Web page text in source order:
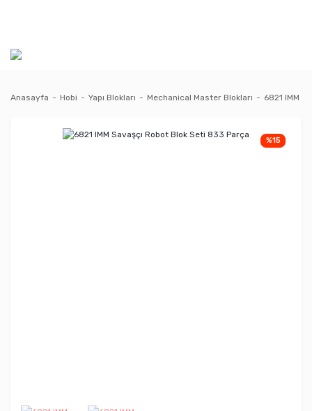
Anasayfa Hobi Yapı Blokları Mechanical Master Blokları 6821 IMM
%15